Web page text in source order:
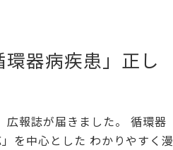
器病疾患」正し
広報誌が届きました。 循環器
を中心とした わかりやすく漫